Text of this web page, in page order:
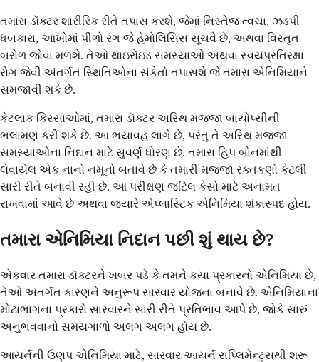
તમારા ડૉક્ટર શારીરિક રીતે તપાસ કરશે, જેમાં નિસ્તેજ ત્વચા, ઝડપી
ધબકારા, આંખોમાં પીળો રંગ જે હેમોલિસિસ સૂચવે છે, અથવા વિસ્તૃત
બરોળ જોવા મળશે. તેઓ થાઇરોઇડ સમસ્યાઓ અથવા સ્વયંપ્રતિરક્ષા
રોગ જેવી અંતર્ગત સ્થિતિઓના સંકેતો તપાસશે જે તમારા એનિમિયાને
સમજાવી શકે છે.
કેટલાક કિસ્સાઓમાં, તમારા ડૉક્ટર અસ્થિ મજ્જા બાયોપ્સીની
ભલામણ કરી શકે છે. આ ભયાવહ લાગે છે, પરંતુ તે અસ્થિ મજ્જા
સમસ્યાઓના નિદાન માટે સુવર્ણ ધોરણ છે. તમારા હિપ બોનમાંથી
લેવાયેલ એક નાનો નમૂનો બતાવે છે કે તમારી મજ્જા રક્તકણો કેટલી
સારી રીતે બનાવી રહી છે. આ પરીક્ષણ જટિલ કેસો માટે અનામત
રાખવામાં આવે છે અથવા જ્યારે એપ્લાસ્ટિક એનિમિયા શંકાસ્પદ હોય.
તમારા એનિમિયા નિદાન પછી શું થાય છે?
એકવાર તમારા ડૉક્ટરને ખબર પડે કે તમને કયા પ્રકારનો એનિમિયા છે,
તેઓ અંતર્ગત કારણને અનુરૂપ સારવાર યોજના બનાવે છે. એનિમિયાના
મોટાભાગના પ્રકારો સારવારને સારી રીતે પ્રતિભાવ આપે છે, જોકે સારું
અનુભવવાનો સમયગાળો અલગ અલગ હોય છે.
આયર્નની ઉણપ એનિમિયા માટે, સારવાર આયર્ન સપ્લિમેન્ટ્સથી શરૂ